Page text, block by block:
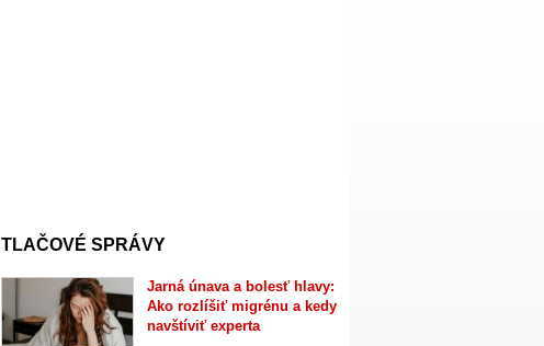
TLAČOVÉ SPRÁVY
Jarná únava a bolesť hlavy:
Ako rozlíšiť migrénu a kedy
navštíviť experta